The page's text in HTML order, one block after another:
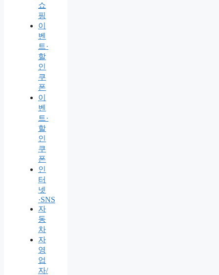
쇼
핑
이
벤
트·
할
인
쿠
폰
이
벤
트·
할
인
쿠
폰
인
터
넷
·SNS
자
동
차
자
영
업
자/